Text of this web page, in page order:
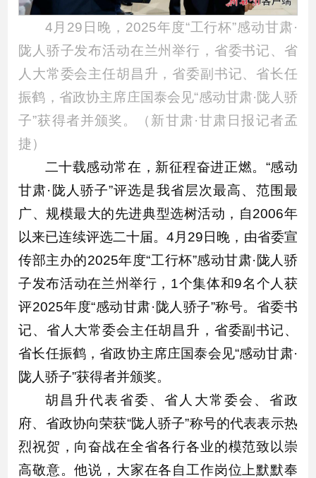
4月29日晚，2025年度“工行杯”感动甘肃·
陇人骄子发布活动在兰州举行，省委书记、省
人大常委会主任胡昌升，省委副书记、省长任
振鹤，省政协主席庄国泰会见“感动甘肃·陇人骄
子”获得者并颁奖。（新甘肃·甘肃日报记者孟
捷）
二十载感动常在，新征程奋进正燃。“感动
甘肃·陇人骄子”评选是我省层次最高、范围最
广、规模最大的先进典型选树活动，自2006年
以来已连续评选二十届。4月29日晚，由省委宣
传部主办的2025年度“工行杯”感动甘肃·陇人骄
子发布活动在兰州举行，1个集体和9名个人获
评2025年度“感动甘肃·陇人骄子”称号。省委书
记、省人大常委会主任胡昌升，省委副书记、
省长任振鹤，省政协主席庄国泰会见“感动甘肃·
陇人骄子”获得者并颁奖。
胡昌升代表省委、省人大常委会、省政
府、省政协向荣获“陇人骄子”称号的代表表示热
烈祝贺，向奋战在全省各行各业的模范致以崇
高敬意。他说，大家在各自工作岗位上默默奉